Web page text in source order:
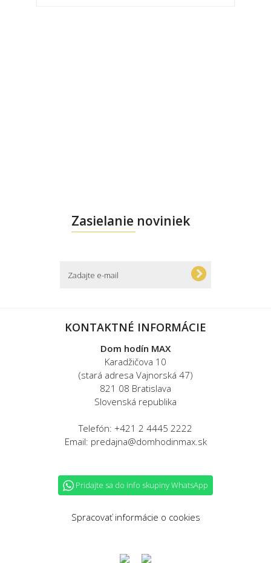
Zasielanie noviniek
KONTAKTNÉ INFORMÁCIE
Dom hodín MAX
Karadžičova 10
(stará adresa Vajnorská 47)
821 08 Bratislava
Slovenská republika
Telefón: +421 2 4445 2222
Email: predajna@domhodinmax.sk
Pridajte sa do info skupiny WhatsApp
Spracovať informácie o cookies